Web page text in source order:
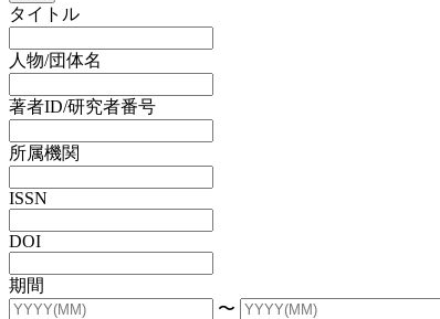
タイトル
人物/団体名
著者ID/研究者番号
所属機関
ISSN
DOI
期間
〜